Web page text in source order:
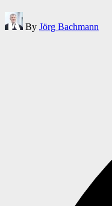
Posted
by
By Jörg Bachmann